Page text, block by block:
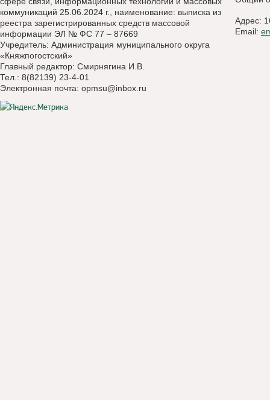
коммуникаций 25.06.2024 г., наименование: выписка из
реестра зарегистрированных средств массовой
информации ЭЛ № ФС 77 – 87669
Учредитель: Администрация муниципального округа
«Княжпогостский»
Главный редактор: Смирнягина И.В.
Тел.: 8(82139) 23-4-01
Электронная почта: opmsu@inbox.ru
Адрес:
Email: